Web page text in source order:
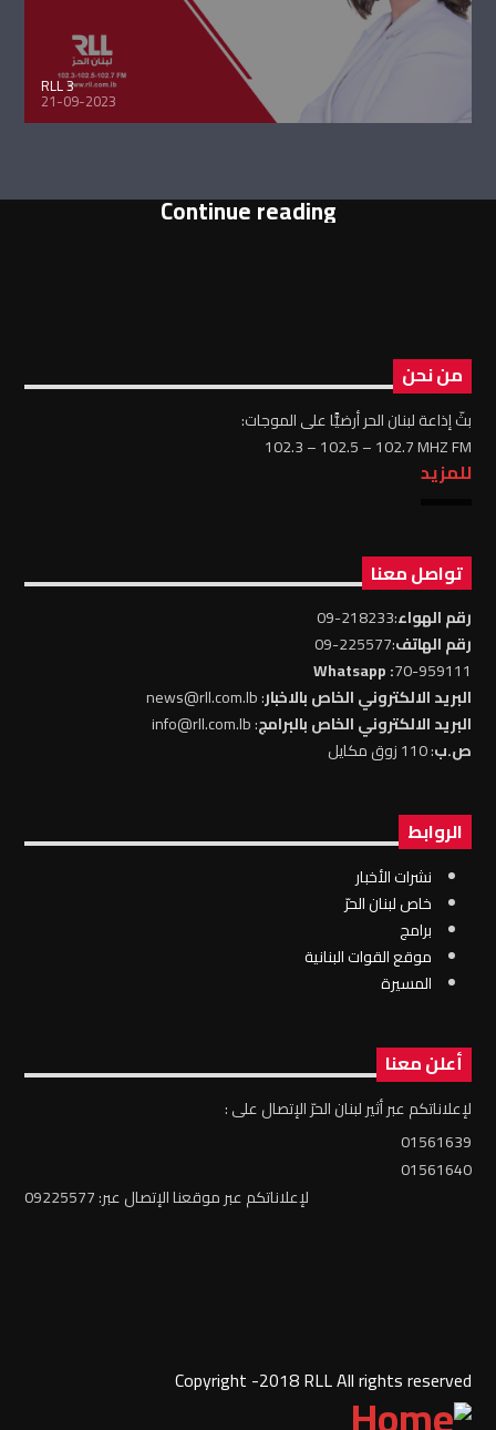
RLL 3
21-09-2023
Continue reading
من نحن
بثّ إذاعة لبنان الحر أرضيًّا على الموجات:
102.3 – 102.5 – 102.7 MHZ FM
للمزيد
تواصل معنا
رقم الهواء:218233-09
رقم الهاتف:225577-09
70-959111
: Whatsapp
البريد الالكتروني الخاص بالاخبار: news@rll.com.lb
البريد الالكتروني الخاص بالبرامج: info@rll.com.lb
ص.ب: 110 زوق مكايل
الروابط
نشرات الأخبار
خاص لبنان الحرّ
برامج
موقع القوات البنانية
المسيرة
أعلن معنا
لإعلاناتكم عبر أثير لبنان الحرّ الإتصال على :
01561639
01561640
لإعلاناتكم عبر موقعنا الإتصال عبر: 09225577
Copyright -2018 RLL All rights reserved